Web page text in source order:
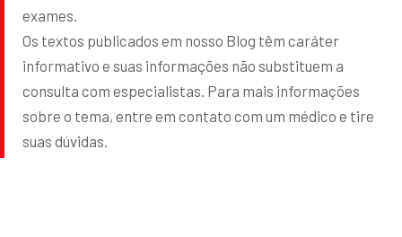
exames.
Os textos publicados em nosso Blog têm caráter
informativo e suas informações não substituem a
consulta com especialistas. Para mais informações
sobre o tema, entre em contato com um médico e tire
suas dúvidas.